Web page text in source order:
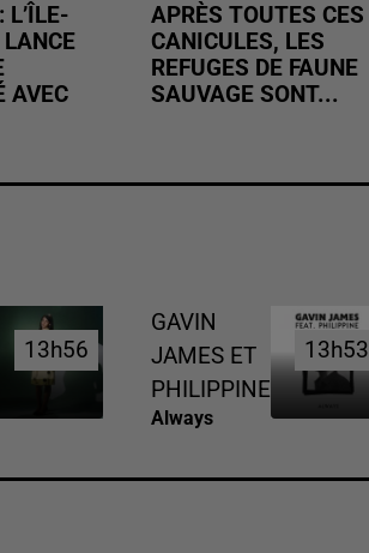
L’ÎLE-
LANCE
AVEC
APRÈS TOUTES CES
CANICULES, LES
REFUGES DE FAUNE
SAUVAGE SONT...
13h56
13h56
GAVIN
JAMES ET
PHILIPPINE
Always
13h53
13h53